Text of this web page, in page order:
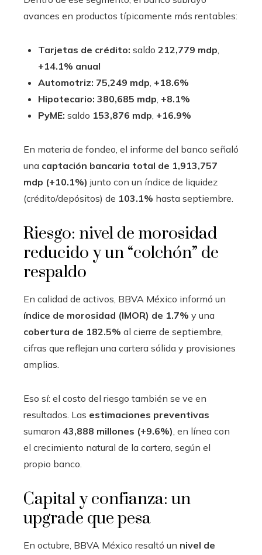
avances en productos típicamente más rentables:
Tarjetas de crédito: saldo 212,779 mdp,
+14.1% anual
Automotriz: 75,249 mdp, +18.6%
Hipotecario: 380,685 mdp, +8.1%
PyME: saldo 153,876 mdp, +16.9%
En materia de fondeo, el informe del banco señaló
una captación bancaria total de 1,913,757
mdp (+10.1%) junto con un índice de liquidez
(crédito/depósitos) de 103.1% hasta septiembre.
Riesgo: nivel de morosidad
reducido y un “colchón” de
respaldo
En calidad de activos, BBVA México informó un
índice de morosidad (IMOR) de 1.7% y una
cobertura de 182.5% al cierre de septiembre,
cifras que reflejan una cartera sólida y provisiones
amplias.
Eso sí: el costo del riesgo también se ve en
resultados. Las estimaciones preventivas
sumaron 43,888 millones (+9.6%), en línea con
el crecimiento natural de la cartera, según el
propio banco.
Capital y confianza: un
upgrade que pesa
En octubre, BBVA México resaltó un nivel de